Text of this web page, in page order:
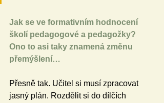
Jak se ve formativním hodnocení
školí pedagogové a pedagožky?
Ono to asi taky znamená změnu
přemýšlení…
Přesně tak. Učitel si musí zpracovat
jasný plán. Rozdělit si do dílčích